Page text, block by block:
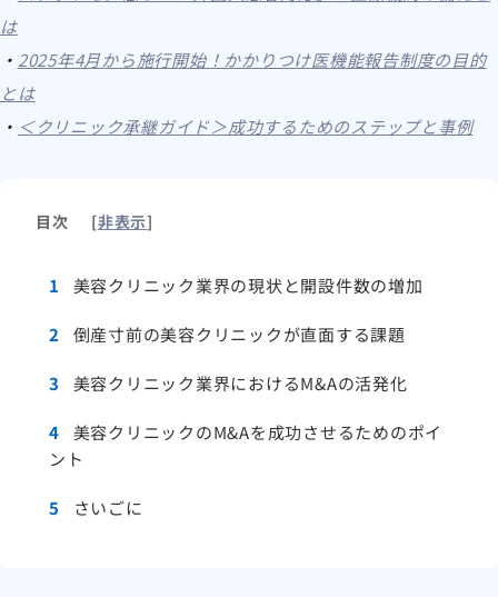
は
・ 2025年4月から施行開始！かかりつけ医機能報告制度の目的
とは
・ ＜クリニック承継ガイド＞成功するためのステップと事例
目次 [非表示]
1 美容クリニック業界の現状と開設件数の増加
2 倒産寸前の美容クリニックが直面する課題
3 美容クリニック業界におけるM&Aの活発化
4
美容クリニックのM&Aを成功させるためのポイ
ント
5 さいごに